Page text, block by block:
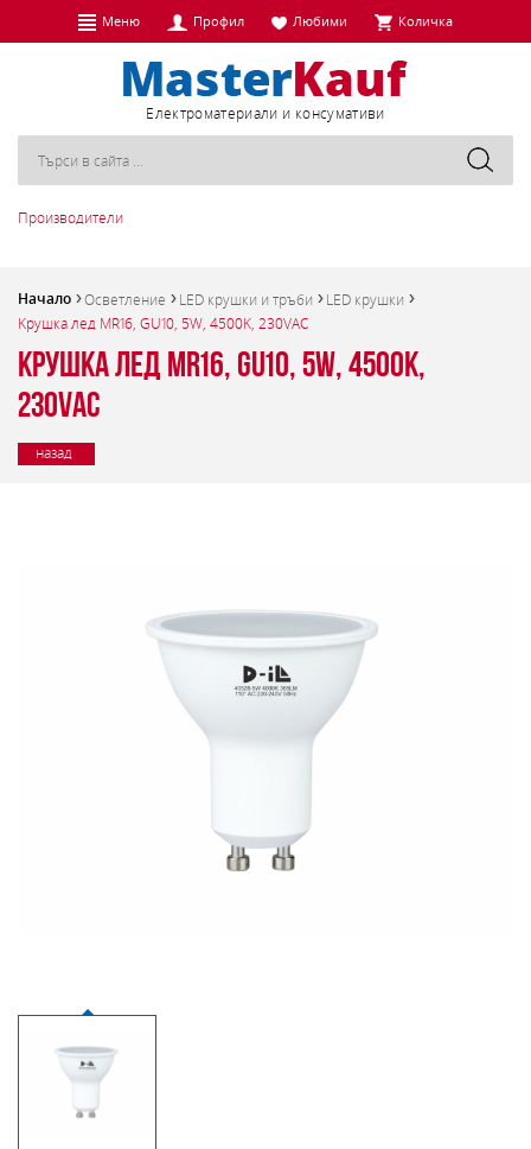
Меню Профил Любими Количка
Eлектроматериали и консумативи
Производители
Начало Осветление LED крушки и тръби
LED крушки
Kрушка лед MR16, GU10, 5W, 4500K, 230VAC
Kрушка лед MR16, GU10, 5W, 4500K,
230VAC
назад